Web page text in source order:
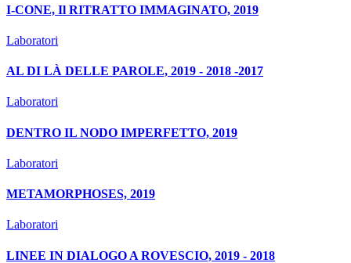
I-CONE, Il RITRATTO IMMAGINATO, 2019
Laboratori
AL DI LÀ DELLE PAROLE, 2019 - 2018 -2017
Laboratori
DENTRO IL NODO IMPERFETTO, 2019
Laboratori
METAMORPHOSES, 2019
Laboratori
LINEE IN DIALOGO A ROVESCIO, 2019 - 2018